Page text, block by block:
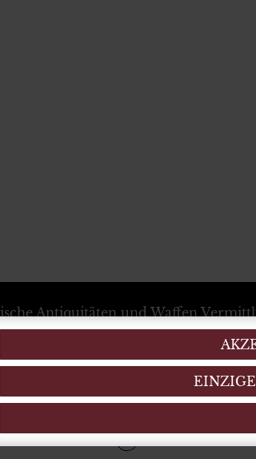
Antiquitäten und Waffen
54 88 674 info@karlhauser.com
Modena
-Innrain, 15 6020-Innsbruck